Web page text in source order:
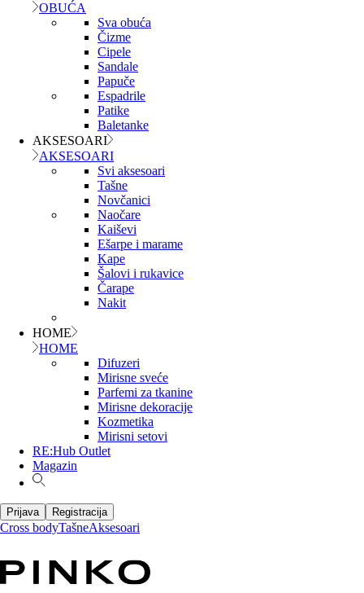
OBUĆA
Sva obuća
Čizme
Cipele
Sandale
Papuče
Espadrile
Patike
Baletanke
AKSESOARI
AKSESOARI
Svi aksesoari
Tašne
Novčanici
Naočare
Kaiševi
Ešarpe i marame
Kape
Šalovi i rukavice
Čarape
Nakit
HOME
HOME
Difuzeri
Mirisne sveće
Parfemi za tkanine
Mirisne dekoracije
Kozmetika
Mirisni setovi
RE:Hub Outlet
Magazin
Prijava Registracija
Cross bodyTašneAksesoari